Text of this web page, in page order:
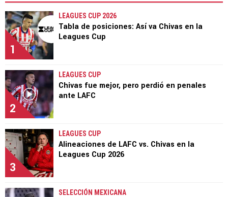
1
LEAGUES CUP 2026
Tabla de posiciones: Así va Chivas en la
Leagues Cup
2
LEAGUES CUP
Chivas fue mejor, pero perdió en penales
ante LAFC
3
LEAGUES CUP
Alineaciones de LAFC vs. Chivas en la
Leagues Cup 2026
SELECCIÓN MEXICANA